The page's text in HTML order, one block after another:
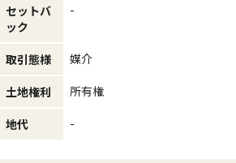
セットバ
ック
-
取引態様 媒介
土地権利 所有権
地代 -